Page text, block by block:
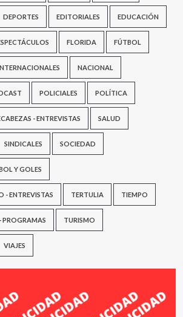
DEPORTES EDITORIALES EDUCACIÓN
FLORIDA FÚTBOL
NACIONAL
POLICIALES POLÍTICA
- ENTREVISTAS SALUD
SINDICALES SOCIEDAD
Y GOLES
- ENTREVISTAS TERTULIA TIEMPO
PROGRAMAS TURISMO
VIAJES